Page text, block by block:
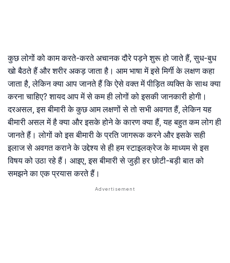
कुछ लोगों को काम करते-करते अचानक दौरे पड़ने शुरू हो जाते हैं, सुध-बुध
खो बैठते हैं और शरीर अकड़ जाता है। आम भाषा में इसे मिर्गी के लक्षण कहा
जाता है, लेकिन क्या आप जानते हैं कि ऐसे वक्त में पीड़ित व्यक्ति के साथ क्या
करना चाहिए? शायद आप में से कम ही लोगों को इसकी जानकारी होगी।
दरअसल, इस बीमारी के कुछ आम लक्षणों से तो सभी अवगत हैं, लेकिन यह
बीमारी असल में है क्या और इसके होने के कारण क्या हैं, यह बहुत कम लोग ही
जानते हैं। लोगों को इस बीमारी के प्रति जागरूक करने और इसके सही
इलाज से अवगत कराने के उद्देश्य से ही हम स्टाइलक्रेज के माध्यम से इस
विषय को उठा रहे हैं। आइए, इस बीमारी से जुड़ी हर छोटी-बड़ी बात को
समझने का एक प्रयास करते हैं।